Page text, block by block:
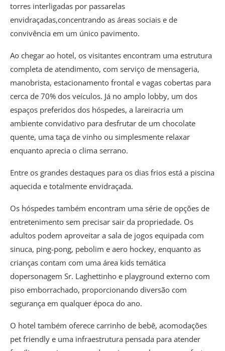
torres interligadas por passarelas
envidraçadas,concentrando as áreas sociais e de
convivência em um único pavimento.
Ao chegar ao hotel, os visitantes encontram uma estrutura
completa de atendimento, com serviço de mensageria,
manobrista, estacionamento frontal e vagas cobertas para
cerca de 70% dos veículos. Já no amplo lobby, um dos
espaços preferidos dos hóspedes, a lareiracria um
ambiente convidativo para desfrutar de um chocolate
quente, uma taça de vinho ou simplesmente relaxar
enquanto aprecia o clima serrano.
Entre os grandes destaques para os dias frios está a piscina
aquecida e totalmente envidraçada.
Os hóspedes também encontram uma série de opções de
entretenimento sem precisar sair da propriedade. Os
adultos podem aproveitar a sala de jogos equipada com
sinuca, ping-pong, pebolim e aero hockey, enquanto as
crianças contam com uma área kids temática
dopersonagem Sr. Laghettinho e playground externo com
piso emborrachado, proporcionando diversão com
segurança em qualquer época do ano.
O hotel também oferece carrinho de bebê, acomodações
pet friendly e uma infraestrutura pensada para atender